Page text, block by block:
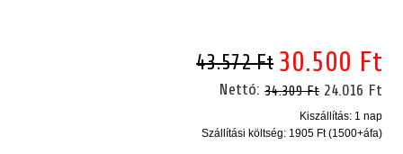
43.572 Ft 30.500 Ft
Nettó:34.309 Ft 24.016 Ft
Kiszállítás: 1 nap
Szállítási költség: 1905 Ft (1500+áfa)